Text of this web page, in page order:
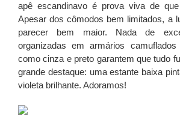
apê escandinavo é prova viva de
Apesar dos cômodos bem limitados, a
parecer bem maior. Nada de
organizadas em armários
como cinza e preto garantem que tudo
grande destaque: uma estante baixa
violeta brilhante. Adoramos!